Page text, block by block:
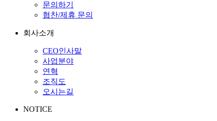
문의하기
협찬/제휴 문의
회사소개
CEO인사말
사업분야
연혁
조직도
오시는길
NOTICE